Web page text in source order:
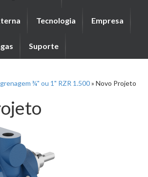
Tecnologia Empresa
Suporte
¾" ou 1" RZR 1.500» Novo Projeto